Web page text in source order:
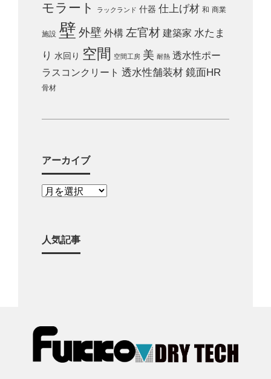
モラート ラックランド 什器 仕上げ材 和 商業
施設 壁 外壁 外構 左官材 建築家 水たま
り 水回り 空間 空間工房 美 耐熱 透水性ポー
ラスコンクリート 透水性舗装材 鏡面HR
骨材
アーカイブ
人気記事